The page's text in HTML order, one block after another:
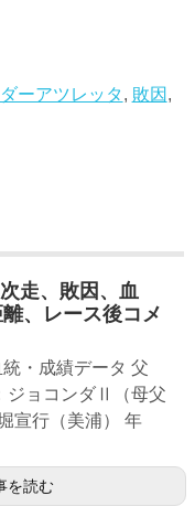
ーアツレッタ, 敗因 ,
走、敗因、血
、レース後コメ
・成績データ 父
ジョコンダⅡ（母父
宣行（美浦） 年
を読む